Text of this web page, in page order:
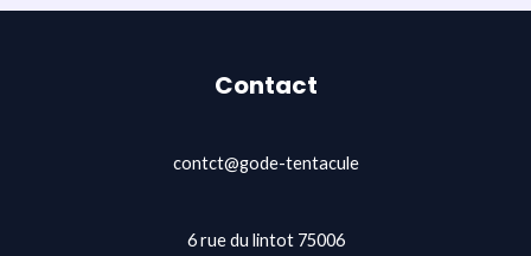
Contact
contct@gode-tentacule
6 rue du lintot 75006